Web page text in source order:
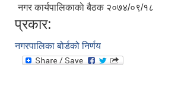
नगर कार्यपालिकाकाे बैठक २०७४/०९/१८
प्रकार:
नगरपालिका बोर्डको निर्णय